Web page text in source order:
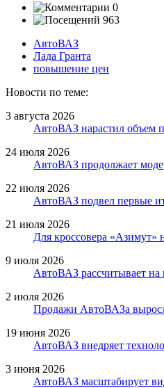
0
963
АвтоВАЗ
Лада Гранта
повышение цен
Новости по теме:
3 августа 2026
АвтоВАЗ нарастил объем
24 июля 2026
АвтоВАЗ продолжает
22 июля 2026
АвтоВАЗ подвел первые
21 июля 2026
Для кроссовера «Азимут»
9 июля 2026
АвтоВАЗ рассчитывает на
2 июля 2026
Продажи АвтоВАЗа
19 июня 2026
АвтоВАЗ внедряет
3 июня 2026
АвтоВАЗ масштабирует